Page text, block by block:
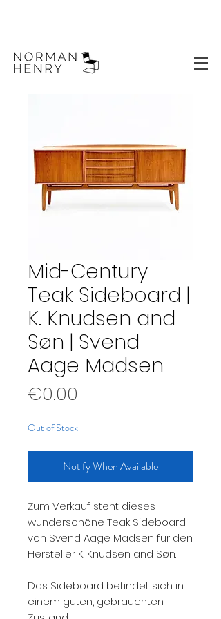
Mid-Century
Teak Sideboard |
K. Knudsen and
Søn | Svend
Aage Madsen
€0.00
Out of Stock
Notify When Available
Zum Verkauf steht dieses
wunderschöne Teak Sideboard
von Svend Aage Madsen für den
Hersteller K. Knudsen and Søn.
Das Sideboard befindet sich in
einem guten, gebrauchten